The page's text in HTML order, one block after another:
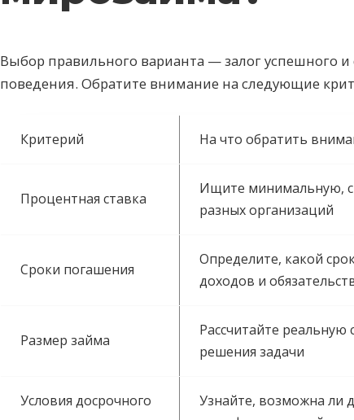
Выбор правильного варианта — залог успешного и
поведения. Обратите внимание на следующие
Критерий На что обратить
Процентная ставка
Ищите минимальную,
разных организаций
Сроки погашения
Определите, какой
доходов и
Размер займа
Рассчитайте
решения задачи
Условия досрочного
Узнайте, возможна ли